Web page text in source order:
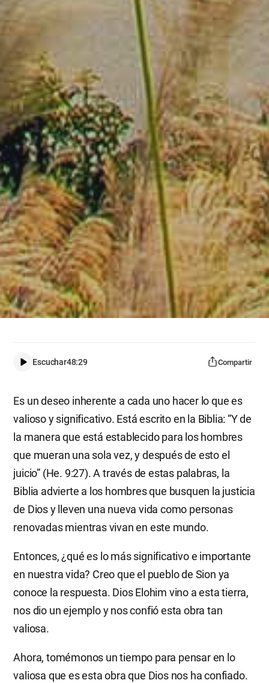
Escuchar48:29 Compartir
Es un deseo inherente a cada uno hacer lo que es
valioso y significativo. Está escrito en la Biblia: “Y de
la manera que está establecido para los hombres
que mueran una sola vez, y después de esto el
juicio” (He. 9:27). A través de estas palabras, la
Biblia advierte a los hombres que busquen la justicia
de Dios y lleven una nueva vida como personas
renovadas mientras vivan en este mundo.
Entonces, ¿qué es lo más significativo e importante
en nuestra vida? Creo que el pueblo de Sion ya
conoce la respuesta. Dios Elohim vino a esta tierra,
nos dio un ejemplo y nos confió esta obra tan
valiosa.
Ahora, tomémonos un tiempo para pensar en lo
valiosa que es esta obra que Dios nos ha confiado.